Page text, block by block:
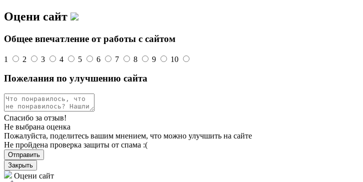
Оцени сайт
Общее впечатление от работы с сайтом
1 2 3 4 5 6 7 8 9 10
Пожелания по улучшению сайта
Спасибо за отзыв!
Не выбрана оценка
Пожалуйста, поделитесь вашим мнением, что можно улучшить на сайте
Не пройдена проверка защиты от спама :(
Отправить
Закрыть
Оцени сайт